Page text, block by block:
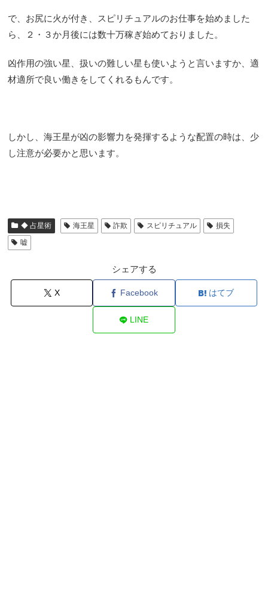
で、お尻に火が付き、スピリチュアルのお仕事を始めました
ら、２・３か月後には数十万稼ぎ始めておりました。
凶作用の強い星、扱いの難しい星も使いようと言いますか、適
材適所で良い働きをしてくれるもんです。
しかし、海王星が凶の影響力を発揮するような配置の時は、少
し注意が必要かと思います。
◆ 占星術 海王星 詐欺 スピリチュアル
損失
嘘
シェアする
X Facebook はてブ
LINE